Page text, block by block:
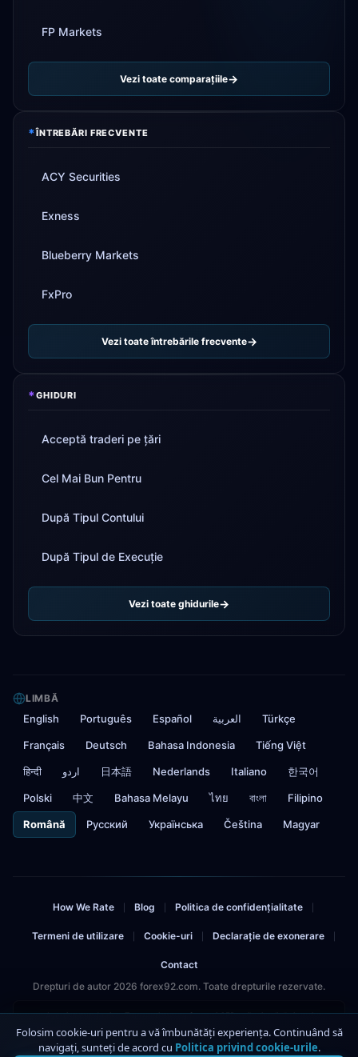
FP Markets
Vezi toate comparațiile
*ÎNTREBĂRI FRECVENTE
ACY Securities
Exness
Blueberry Markets
FxPro
Vezi toate întrebările frecvente
*GHIDURI
Acceptă traderi pe țări
Cel Mai Bun Pentru
După Tipul Contului
După Tipul de Execuție
Vezi toate ghidurile
LIMBĂ
English Português Español العربية Türkçe
Français Deutsch Bahasa Indonesia Tiếng Việt
हिन्दी اردو 日本語 Nederlands Italiano 한국어
Polski 中文 Bahasa Melayu ไทย বাংলা Filipino
Română Русский Українська Čeština Magyar
How We Rate Blog Politica de confidențialitate
Termeni de utilizare Cookie-uri Declarație de exonerare
Contact
Drepturi de autor 2026 forex92.com. Toate drepturile rezervate.
Avertisment de risc: Tranzacționarea forex și CFD-urilor implică riscuri
semnificative și poate duce la pierderea capitalului investit. Nu ar trebui să
investiți mai mult decât vă puteți permite să pierdeți. Acest site conține linkuri
afiliate.
Folosim cookie-uri pentru a vă îmbunătăți experiența. Continuând să
navigați, sunteți de acord cu Politica privind cookie-urile.
4